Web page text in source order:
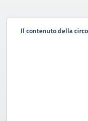
Il contenuto della